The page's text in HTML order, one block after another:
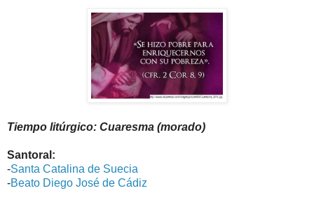
Tiempo litúrgico: Cuaresma (morado)
Santoral:
-Santa Catalina de Suecia
-Beato Diego José de Cádiz